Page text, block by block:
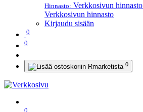
Hinnasto: Verkkosivun hinnasto
Verkkosivun hinnasto
Kirjaudu sisään
0
0
0
0